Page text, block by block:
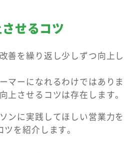
せるコツ
善を繰り返し少しずつ向上し
マーになれるわけではありま
上させるコツは存在します。
ンに実践してほしい営業力を
を紹介します。